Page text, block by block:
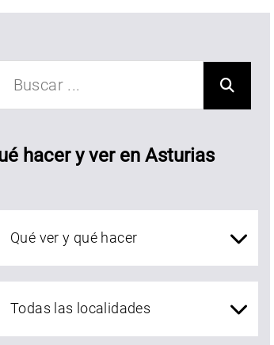
hacer y ver en Asturias